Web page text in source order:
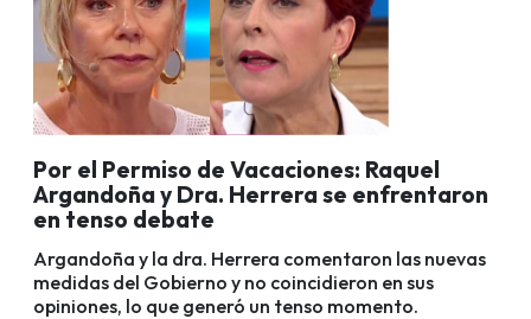
Por el Permiso de Vacaciones: Raquel
Argandoña y Dra. Herrera se enfrentaron
en tenso debate
Argandoña y la dra. Herrera comentaron las nuevas
medidas del Gobierno y no coincidieron en sus
opiniones, lo que generó un tenso momento.